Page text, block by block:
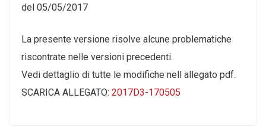
del 05/05/2017
La presente versione risolve alcune problematiche
riscontrate nelle versioni precedenti.
Vedi dettaglio di tutte le modifiche nell allegato pdf.
SCARICA ALLEGATO: 2017D3-170505